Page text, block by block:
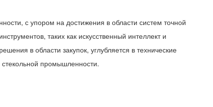
с упором на достижения в области систем точной
таких как искусственный интеллект и
в области закупок, углубляется в технические
промышленности.